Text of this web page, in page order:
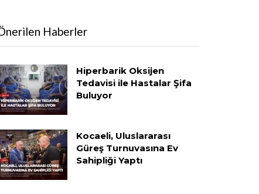
Haberler
Hiperbarik Oksijen
Tedavisi ile Hastalar Şifa
Buluyor
Kocaeli, Uluslararası
Güreş Turnuvasına Ev
Sahipliği Yaptı